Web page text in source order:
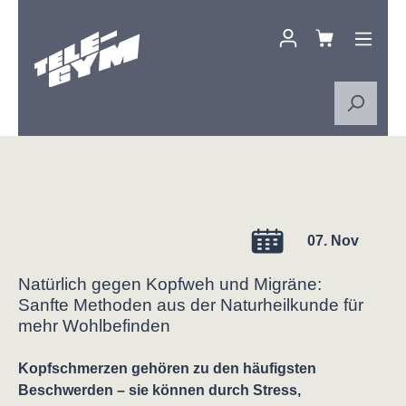
07. Nov
Natürlich gegen Kopfweh und Migräne:
Sanfte Methoden aus der Naturheilkunde für
mehr Wohlbefinden
Kopfschmerzen gehören zu den häufigsten
Beschwerden – sie können durch Stress,